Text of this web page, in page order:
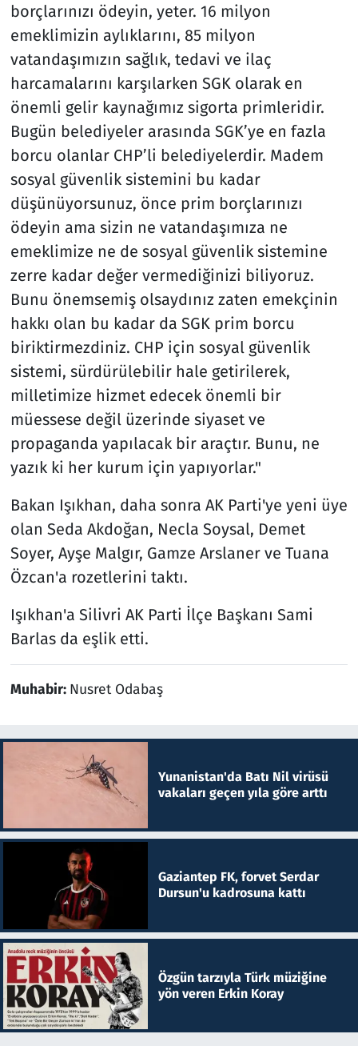
borçlarınızı ödeyin, yeter. 16 milyon
emeklimizin aylıklarını, 85 milyon
vatandaşımızın sağlık, tedavi ve ilaç
harcamalarını karşılarken SGK olarak en
önemli gelir kaynağımız sigorta primleridir.
Bugün belediyeler arasında SGK’ye en fazla
borcu olanlar CHP’li belediyelerdir. Madem
sosyal güvenlik sistemini bu kadar
düşünüyorsunuz, önce prim borçlarınızı
ödeyin ama sizin ne vatandaşımıza ne
emeklimize ne de sosyal güvenlik sistemine
zerre kadar değer vermediğinizi biliyoruz.
Bunu önemsemiş olsaydınız zaten emekçinin
hakkı olan bu kadar da SGK prim borcu
biriktirmezdiniz. CHP için sosyal güvenlik
sistemi, sürdürülebilir hale getirilerek,
milletimize hizmet edecek önemli bir
müessese değil üzerinde siyaset ve
propaganda yapılacak bir araçtır. Bunu, ne
yazık ki her kurum için yapıyorlar."
Bakan Işıkhan, daha sonra AK Parti'ye yeni üye
olan Seda Akdoğan, Necla Soysal, Demet
Soyer, Ayşe Malgır, Gamze Arslaner ve Tuana
Özcan'a rozetlerini taktı.
Işıkhan'a Silivri AK Parti İlçe Başkanı Sami
Barlas da eşlik etti.
Muhabir: Nusret Odabaş
Yunanistan'da Batı Nil virüsü
vakaları geçen yıla göre arttı
Gaziantep FK, forvet Serdar
Dursun'u kadrosuna kattı
Özgün tarzıyla Türk müziğine
yön veren Erkin Koray